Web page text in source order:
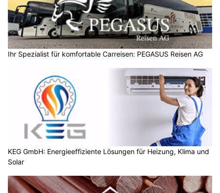
Ihr Spezialist für komfortable Carreisen: PEGASUS Reisen AG
KEG GmbH: Energieeffiziente Lösungen für Heizung, Klima und
Solar